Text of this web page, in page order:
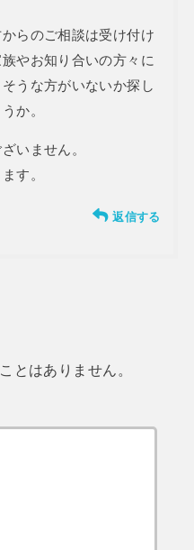
らのご相談は受け付け
やお知り合いの方々に
うな方がいないか探し
か。
いません。
す。
返信する
とはありません。